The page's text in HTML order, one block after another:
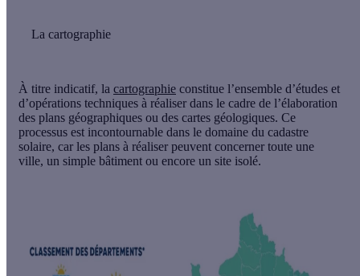
La cartographie
À titre indicatif, la cartographie constitue l’ensemble d’études et
d’opérations techniques à réaliser dans le cadre de l’élaboration
des plans géographiques ou des cartes géologiques. Ce
processus est incontournable dans le domaine du cadastre
solaire, car les plans à réaliser peuvent concerner toute une
ville, un simple bâtiment ou encore un site isolé.